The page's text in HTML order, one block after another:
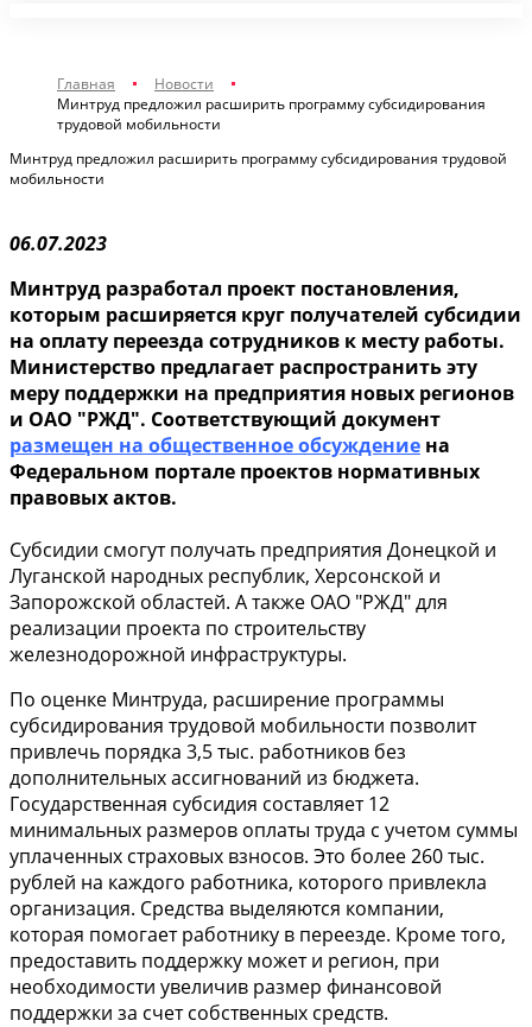
Главная
Новости
Минтруд предложил расширить программу субсидирования
трудовой мобильности
Минтруд предложил расширить программу субсидирования трудовой
мобильности
06.07.2023
Минтруд разработал проект постановления,
которым расширяется круг получателей субсидии
на оплату переезда сотрудников к месту работы.
Министерство предлагает распространить эту
меру поддержки на предприятия новых регионов
и ОАО "РЖД". Соответствующий документ
размещен на общественное обсуждение на
Федеральном портале проектов нормативных
правовых актов.
Субсидии смогут получать предприятия Донецкой и
Луганской народных республик, Херсонской и
Запорожской областей. А также ОАО "РЖД" для
реализации проекта по строительству
железнодорожной инфраструктуры.
По оценке Минтруда, расширение программы
субсидирования трудовой мобильности позволит
привлечь порядка 3,5 тыс. работников без
дополнительных ассигнований из бюджета.
Государственная субсидия составляет 12
минимальных размеров оплаты труда с учетом суммы
уплаченных страховых взносов. Это более 260 тыс.
рублей на каждого работника, которого привлекла
организация. Средства выделяются компании,
которая помогает работнику в переезде. Кроме того,
предоставить поддержку может и регион, при
необходимости увеличив размер финансовой
поддержки за счет собственных средств.